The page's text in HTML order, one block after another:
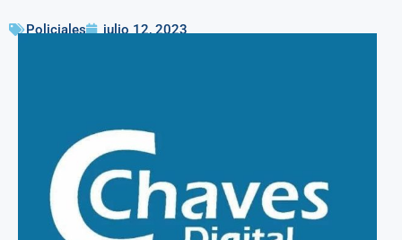
Policiales julio 12, 2023